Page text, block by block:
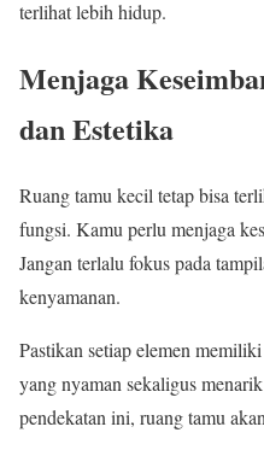
terlihat lebih hidup.
Menjaga
dan Estetika
Ruang tamu kecil tetap bisa
fungsi. Kamu perlu menjaga
Jangan terlalu fokus pada
kenyamanan.
Pastikan setiap elemen
yang nyaman sekaligus
pendekatan ini, ruang tamu